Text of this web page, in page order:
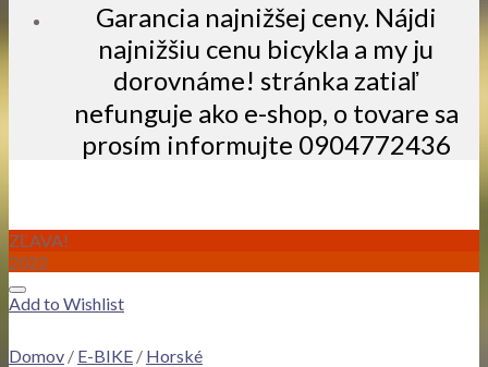
Garancia najnižšej ceny. Nájdi
najnižšiu cenu bicykla a my ju
dorovnáme! stránka zatiaľ
nefunguje ako e-shop, o tovare sa
prosím informujte 0904772436
ZĽAVA!
2022
Add to Wishlist
Domov / E-BIKE / Horské